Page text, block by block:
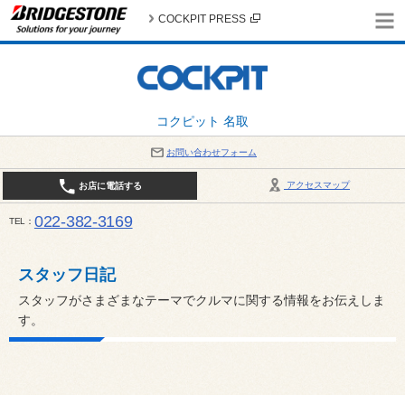
コクピット 名取
COCKPIT PRESS
お問い合わせフォーム
アクセスマップ
お店に電話する
TEL 022-382-3169
スタッフ日記
スタッフがさまざまなテーマでクルマに関する情報をお伝えしま
す。